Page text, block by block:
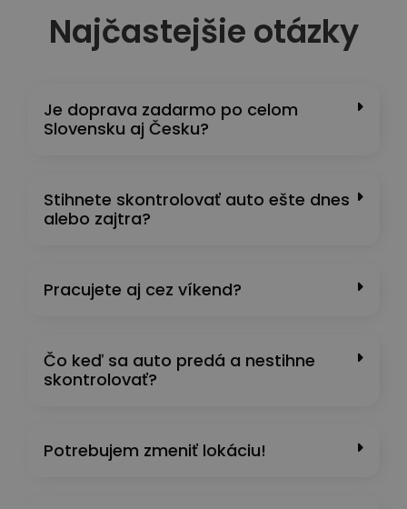
Najčastejšie otázky
Je doprava zadarmo po celom
Slovensku aj Česku?
Stihnete skontrolovať auto ešte dnes
alebo zajtra?
Pracujete aj cez víkend?
Čo keď sa auto predá a nestihne
skontrolovať?
Potrebujem zmeniť lokáciu!